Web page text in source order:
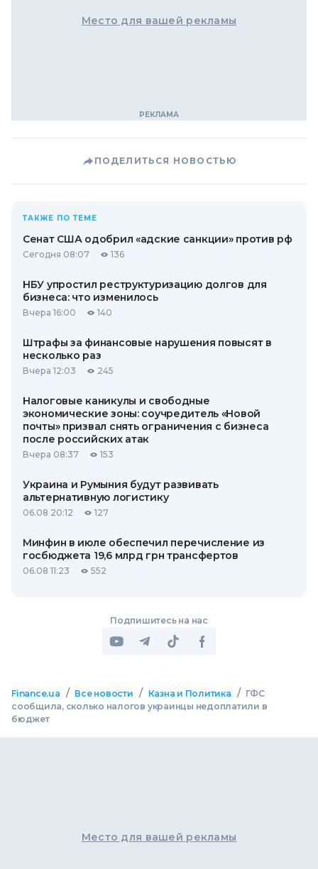
Место для вашей рекламы
ПОДЕЛИТЬСЯ НОВОСТЬЮ
ТАКЖЕ ПО ТЕМЕ
Сенат США одобрил «адские санкции» против рф
Сегодня 08:07 136
НБУ упростил реструктуризацию долгов для
бизнеса: что изменилось
Вчера 16:00 140
Штрафы за финансовые нарушения повысят в
несколько раз
Вчера 12:03 245
Налоговые каникулы и свободные
экономические зоны: соучредитель «Новой
почты» призвал снять ограничения с бизнеса
после российских атак
Вчера 08:37 153
Украина и Румыния будут развивать
альтернативную логистику
06.08 20:12 127
Минфин в июле обеспечил перечисление из
госбюджета 19,6 млрд грн трансфертов
06.08 11:23 552
Подпишитесь на нас
Finance.ua / Все новости / Казна и Политика / ГФС
сообщила, сколько налогов украинцы недоплатили в
бюджет
Место для вашей рекламы